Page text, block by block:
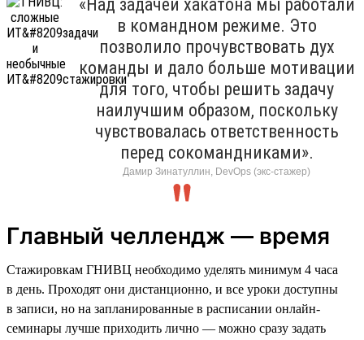
«Над задачей хакатона мы работали
в командном режиме. Это
позволило прочувствовать дух
команды и дало больше мотивации
для того, чтобы решить задачу
наилучшим образом, поскольку
чувствовалась ответственность
перед сокомандниками».
Дамир Зинатуллин, DevOps (экс-стажер)
Главный челлендж — время
Стажировкам ГНИВЦ необходимо уделять минимум 4 часа
в день. Проходят они дистанционно, и все уроки доступны
в записи, но на запланированные в расписании онлайн-
семинары лучше приходить лично — можно сразу задать